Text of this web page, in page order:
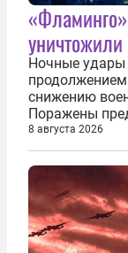
Ночные удары
снижению
Поражены
крылатых
сухогруза с
нанесены
Киеве...
8 августа 2026